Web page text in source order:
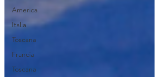
America
Italia
Toscana
Francia
Toscana